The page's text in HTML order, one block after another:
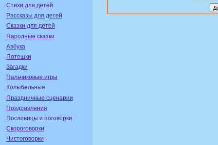
Стихи для детей
Рассказы для детей
Сказки для детей
Народные сказки
Азбука
Потешки
Загадки
Пальчиковые игры
Колыбельные
Праздничные сценарии
Поздравления
Пословицы и поговорки
Скороговорки
Чистоговорки